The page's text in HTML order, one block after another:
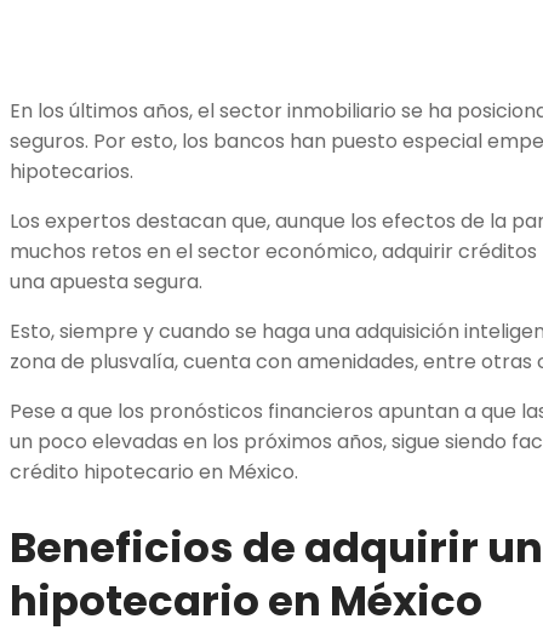
En los últimos años, el sector inmobiliario se ha
seguros. Por esto, los bancos han puesto especial
hipotecarios.
Los expertos destacan que, aunque los efectos de la
muchos retos en el sector económico, adquirir
una apuesta segura.
Esto, siempre y cuando se haga una adquisición
zona de plusvalía, cuenta con amenidades, entre
Pese a que los pronósticos financieros apuntan a que
un poco elevadas en los próximos años, sigue siendo
crédito hipotecario en México.
Beneficios de adquirir
hipotecario en México